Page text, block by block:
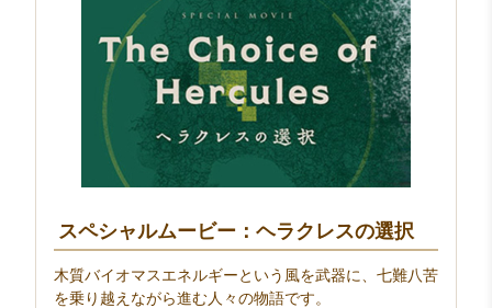
スペシャルムービー：ヘラクレスの選択
木質バイオマスエネルギーという風を武器に、七難八苦
を乗り越えながら進む人々の物語です。